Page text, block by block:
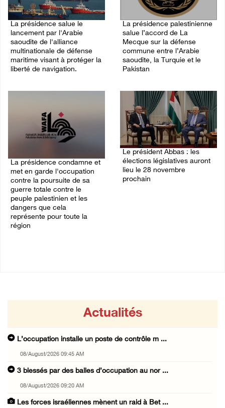
La présidence salue le
lancement par l'Arabie
saoudite de l'alliance
multinationale de défense
maritime visant à protéger la
liberté de navigation.
La présidence palestinienne
salue l’accord de La
Mecque sur la défense
commune entre l’Arabie
saoudite, la Turquie et le
Pakistan
La présidence condamne et
met en garde l'occupation
contre la poursuite de sa
guerre totale contre le
peuple palestinien et les
dangers que cela
représente pour toute la
région
Le président Abbas : les
élections législatives auront
lieu le 28 novembre
prochain
Actualités
L’occupation installe un poste de contrôle m ...
08/August/2026 09:45 AM
3 blessés par des balles d’occupation au nor ...
08/August/2026 09:20 AM
Les forces israéliennes mènent un raid à Bet ...